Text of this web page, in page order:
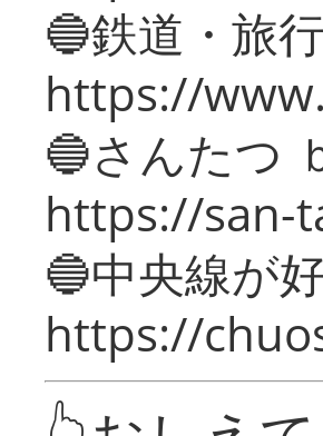
🔵鉄道・旅
https://
🔵さんたつ
https://san-
🔵中央線が
https://